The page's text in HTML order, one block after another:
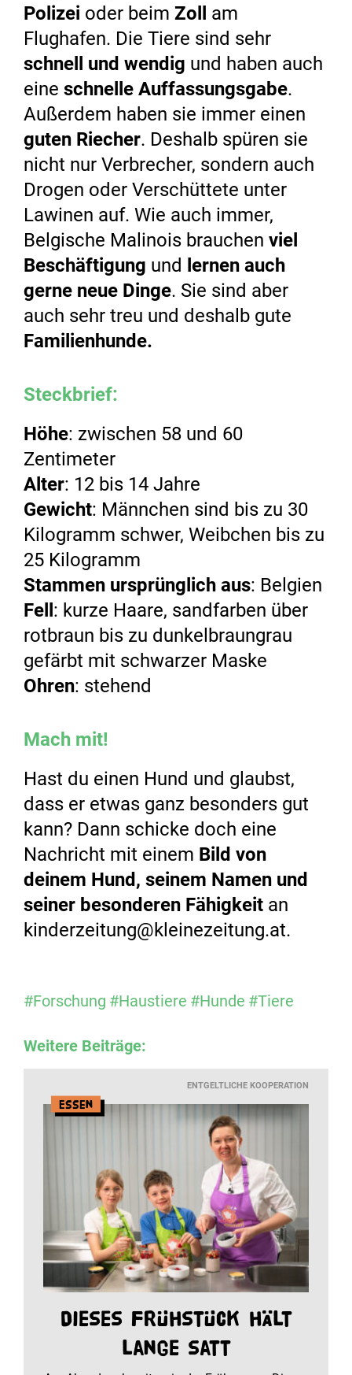
Polizei oder beim Zoll
am
Flughafen. Die Tiere sind sehr
schnell und wendig und haben auch
eine schnelle Auffassungsgabe.
Außerdem haben sie immer einen
guten Riecher. Deshalb spüren sie
nicht nur Verbrecher, sondern auch
Drogen oder Verschüttete unter
Lawinen auf. Wie auch immer,
Belgische Malinois brauchen viel
Beschäftigung und lernen auch
gerne neue Dinge. Sie sind aber
auch sehr treu und deshalb gute
Familienhunde.
Steckbrief:
Höhe: zwischen 58 und 60
Zentimeter
Alter: 12 bis 14 Jahre
Gewicht: Männchen sind bis zu 30
Kilogramm schwer, Weibchen bis zu
25 Kilogramm
Stammen ursprünglich aus: Belgien
Fell : kurze Haare, sandfarben über
rotbraun bis zu dunkelbraungrau
gefärbt mit schwarzer Maske
Ohren: stehend
Mach mit!
Hast du einen Hund und glaubst,
dass er etwas ganz besonders gut
kann? Dann schicke doch eine
Nachricht mit einem Bild von
deinem Hund, seinem Namen und
seiner besonderen Fähigkeit an
kinderzeitung@kleinezeitung.at.
#Forschung #Haustiere #Hunde #Tiere
Weitere Beiträge:
ENTGELTLICHE KOOPERATION
Essen
Dieses Frühstück hält
lange satt